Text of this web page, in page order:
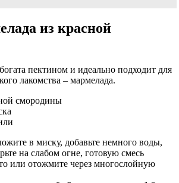
из красной
пектином и идеально подходит для
лакомства – мармелада.
смородины
в миску, добавьте немного воды,
на слабом огне, готовую смесь
или отожмите через многослойную